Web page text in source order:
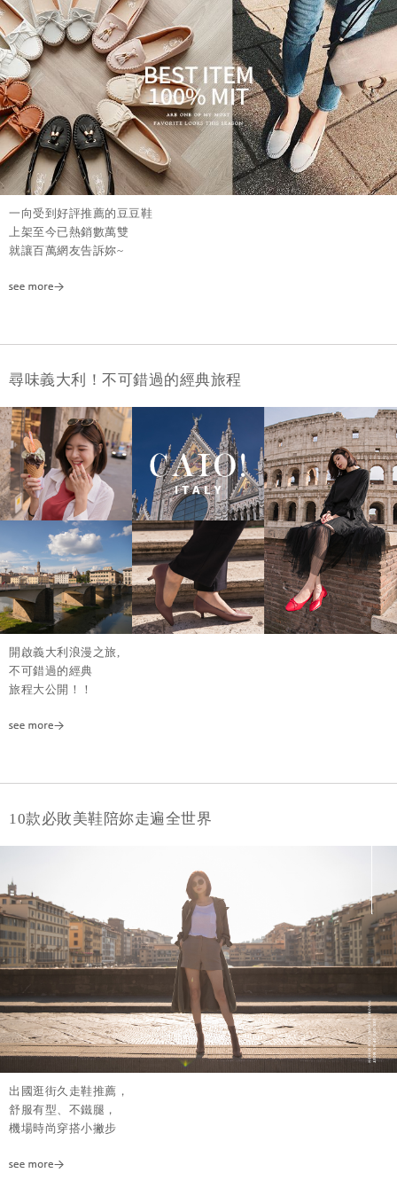
一向受到好評推薦的豆豆鞋
上架至今已熱銷數萬雙
就讓百萬網友告訴妳~
尋味義大利！不可錯過的經典旅程
開啟義大利浪漫之旅,
不可錯過的經典
旅程大公開！！
10款必敗美鞋陪妳走遍全世界
出國逛街久走鞋推薦，
舒服有型、不鐵腿，
機場時尚穿搭小撇步